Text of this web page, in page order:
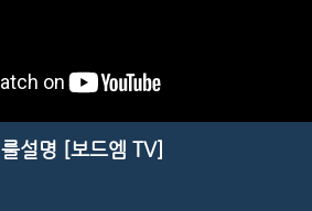
​룰설명 [보드엠 TV]